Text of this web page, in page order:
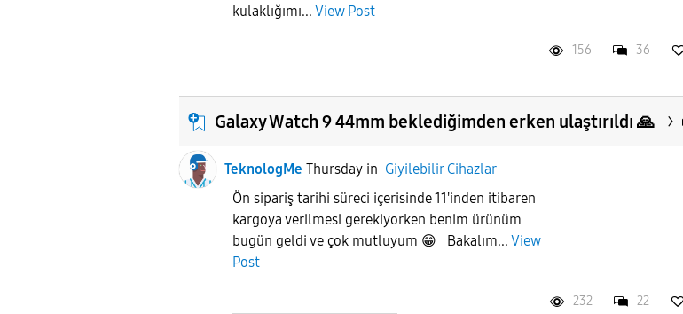
kulaklığımı... View Post
156 36
Galaxy Watch 9 44mm beklediğimden erken ulaştırıldı 🙏
TeknologMe Thursday in Giyilebilir Cihazlar
Ön sipariş tarihi süreci içerisinde 11'inden itibaren
kargoya verilmesi gerekiyorken benim ürünüm
bugün geldi ve çok mutluyum 😁 Bakalım... View
Post
232 22